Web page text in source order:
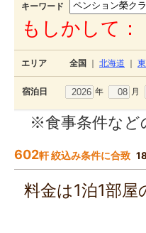
キーワード
もしかして：
エリア 全国 北海道
宿泊日 年 月
※食事条件など
602軒 絞込み条件に合致
料金は1泊1部